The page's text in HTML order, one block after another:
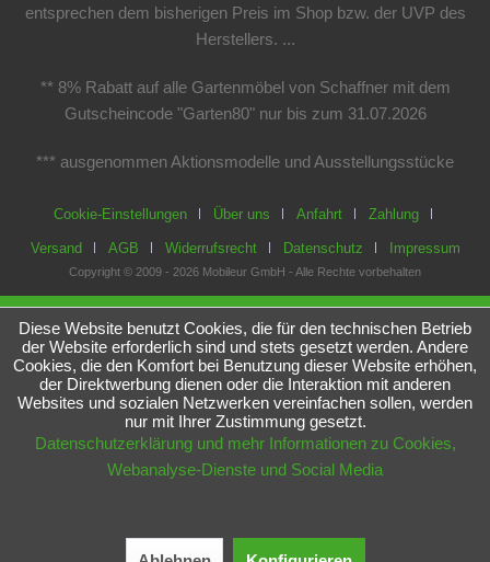
entsprechen dem bisherigen Preis im Shop bzw. der UVP des
Herstellers. ...
** 8% Rabatt auf alle Gartenmöbel von Schaffner mit dem
Gutscheincode "Garten80" nur bis zum 31.07.2026
*** ausgenommen Aktionsmodelle und Ausstellungsstücke
Cookie-Einstellungen Über uns Anfahrt Zahlung
Versand AGB Widerrufsrecht Datenschutz Impressum
Copyright © 2009 - 2026 Mobileur GmbH - Alle Rechte vorbehalten
Diese Website benutzt Cookies, die für den technischen Betrieb
der Website erforderlich sind und stets gesetzt werden. Andere
Cookies, die den Komfort bei Benutzung dieser Website erhöhen,
der Direktwerbung dienen oder die Interaktion mit anderen
Websites und sozialen Netzwerken vereinfachen sollen, werden
nur mit Ihrer Zustimmung gesetzt.
Datenschutzerklärung und mehr Informationen zu Cookies,
Webanalyse-Dienste und Social Media